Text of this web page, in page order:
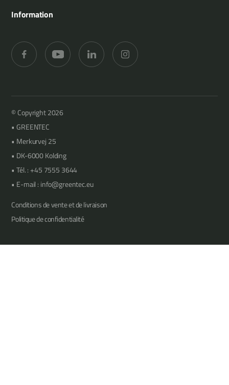
Lamiers d’élagage
Fauchage
Forêts
Vergers
Références
Support
Contact
Information
DK-6000 Kolding
+45 7555 3644
© Copyright 2026
GREENTEC
Merkurvej 25
DK-6000 Kolding
Tél. : +45 7555 3644
E-mail : info@greentec.eu
Conditions de vente et de livraison
Politique de confidentialité